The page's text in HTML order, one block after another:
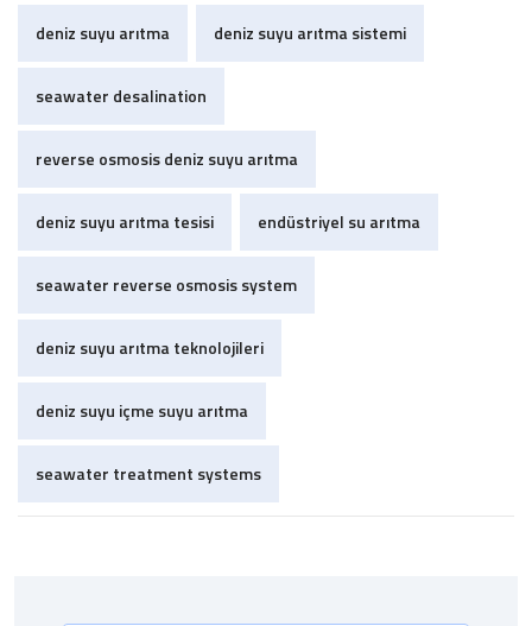
deniz suyu arıtma deniz suyu arıtma sistemi
seawater desalination
reverse osmosis deniz suyu arıtma
deniz suyu arıtma tesisi endüstriyel su arıtma
seawater reverse osmosis system
deniz suyu arıtma teknolojileri
deniz suyu içme suyu arıtma
seawater treatment systems